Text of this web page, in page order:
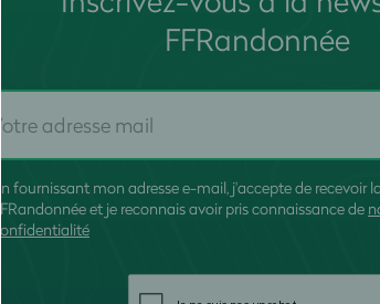
FFRandonnée
En fournissant mon adresse e-mail, j'accepte de recevoir
FFRandonnée et je reconnais avoir pris connaissance de
confidentialité